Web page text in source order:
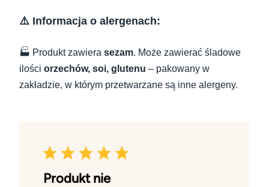
⚠️ Informacja o alergenach:
🏭 Produkt zawiera sezam. Może zawierać śladowe
ilości orzechów, soi, glutenu – pakowany w
zakładzie, w którym przetwarzane są inne alergeny.
Produkt nie